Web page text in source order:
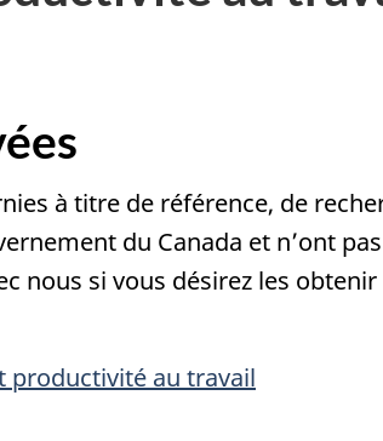
à titre de référence, de
du Canada et n’ont
nous si vous désirez les
productivité au travail